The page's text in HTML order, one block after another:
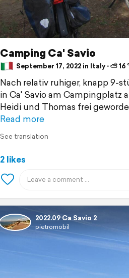
Camping Ca' Savio
September 17, 2022 in Italy ⋅ ⛅ 16
Nach relativ ruhiger, knapp 9-
in Ca' Savio am Campingplatz
Heidi und Thomas frei
Read more
See translation
2 likes
2022.09 Ca Savio 2
pietromobil